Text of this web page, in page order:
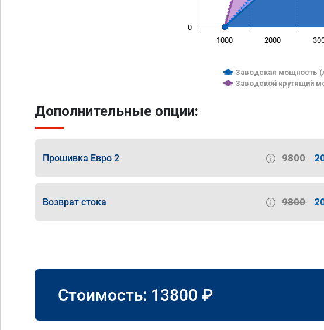
Заводская мощность
Заводской крутящий
1000 2000
0
Дополнительные опции:
Прошивка Евро 2 9800
Возврат стока 9800
Стоимость: 13800 ₽